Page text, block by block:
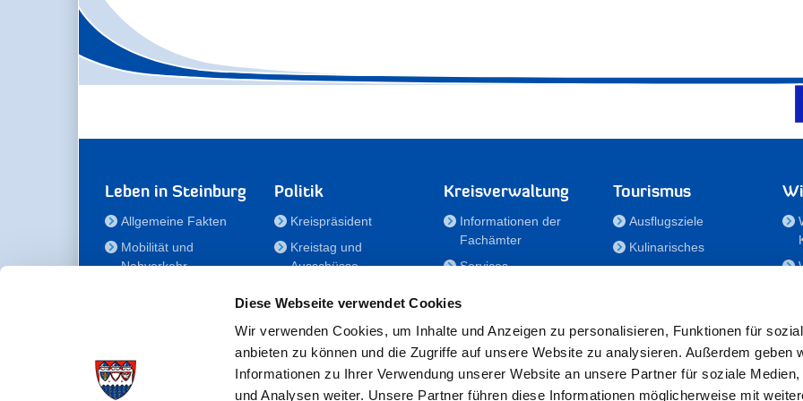
Diese Webseite verwendet Cookies
Wir verwenden Cookies, um Inhalte und Anzeigen zu personalisieren, Funktionen für
anbieten zu können und die Zugriffe auf unsere Website zu analysieren. Außerdem geben
Informationen zu Ihrer Verwendung unserer Website an unsere Partner für soziale Medien,
und Analysen weiter. Unsere Partner führen diese Informationen möglicherweise mit
Leben in Steinburg
Allgemeine Fakten
Mobilität und
Nahverkehr
Gesundheit
Bildung
Politik
Kreispräsident
Kreistag und
Ausschüsse
für Menschen mit
Behinderung
Der
Kreisseniorenbeirat
Kreisverwaltung
Informationen der
Fachämter
Services
Nachwuchskräfte
Notdienste
Formulare/Downloads
Tourismus
Ausflugsziele
Kulinarisches
Veranstaltungen